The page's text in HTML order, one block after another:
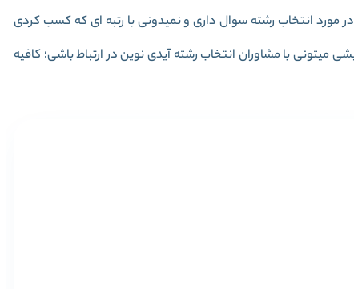
مورد انتخاب رشته سوال داری و نمیدونی با رتبه ای که کسب کردی
با مشاوران انتخاب رشته آیدی نوین در ارتباط باشی؛ کافیه